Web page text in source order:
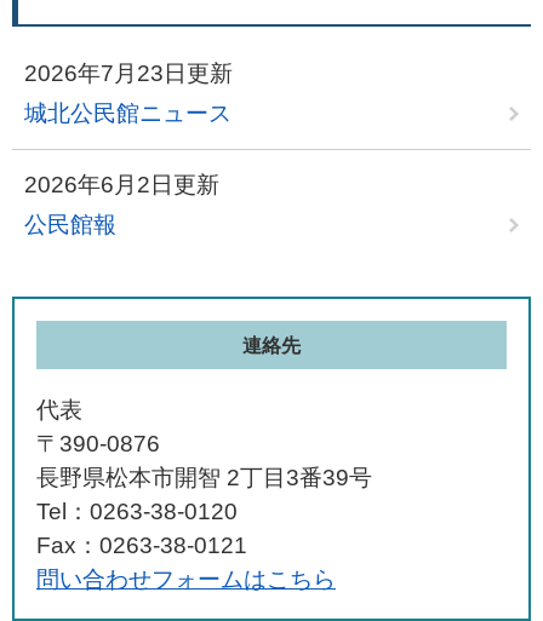
2026年7月23日更新
城北公民館ニュース
2026年6月2日更新
公民館報
連絡先
代表
〒390-0876
長野県松本市開智 2丁目3番39号
Tel：0263-38-0120
Fax：0263-38-0121
問い合わせフォームはこちら